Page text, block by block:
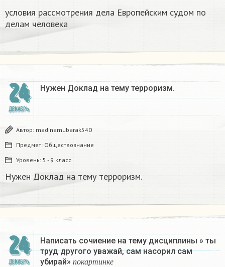
условия рассмотрения дела Европейским судом по
делам человека
24
ДЕКАБРЬ
Нужен Доклад на тему терроризм.
Автор: madinamubarak540
Предмет: Обществознание
Уровень: 5 - 9 класс
Нужен Доклад на тему терроризм.
24
ДЕКАБРЬ
Написать сочиение на тему дисциплины » ты
труд другого уважай, сам насорил сам
убирай»
по ка р т и н ке
п ока ртинке